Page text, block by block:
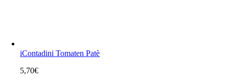
iContadini Tomaten Patè
5,70€